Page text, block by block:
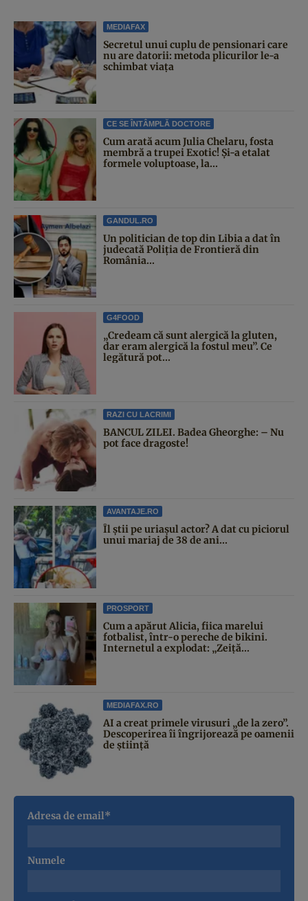
MEDIAFAX
Secretul unui cuplu de pensionari care
nu are datorii: metoda plicurilor le-a
schimbat viața
CE SE ÎNTÂMPLĂ DOCTORE
Cum arată acum Julia Chelaru, fosta
membră a trupei Exotic! Și-a etalat
formele voluptoase, la...
GANDUL.RO
Un politician de top din Libia a dat în
judecată Poliția de Frontieră din
România...
G4FOOD
„Credeam că sunt alergică la gluten,
dar eram alergică la fostul meu”. Ce
legătură pot...
RAZI CU LACRIMI
BANCUL ZILEI. Badea Gheorghe: – Nu
pot face dragoste!
AVANTAJE.RO
Îl știi pe uriașul actor? A dat cu piciorul
unui mariaj de 38 de ani...
PROSPORT
Cum a apărut Alicia, fiica marelui
fotbalist, într-o pereche de bikini.
Internetul a explodat: „Zeiță...
MEDIAFAX.RO
AI a creat primele virusuri „de la zero”.
Descoperirea îi îngrijorează pe oamenii
de știință
Adresa de email*
Numele